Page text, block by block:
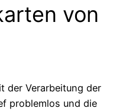
von
der Verarbeitung der
problemlos und die